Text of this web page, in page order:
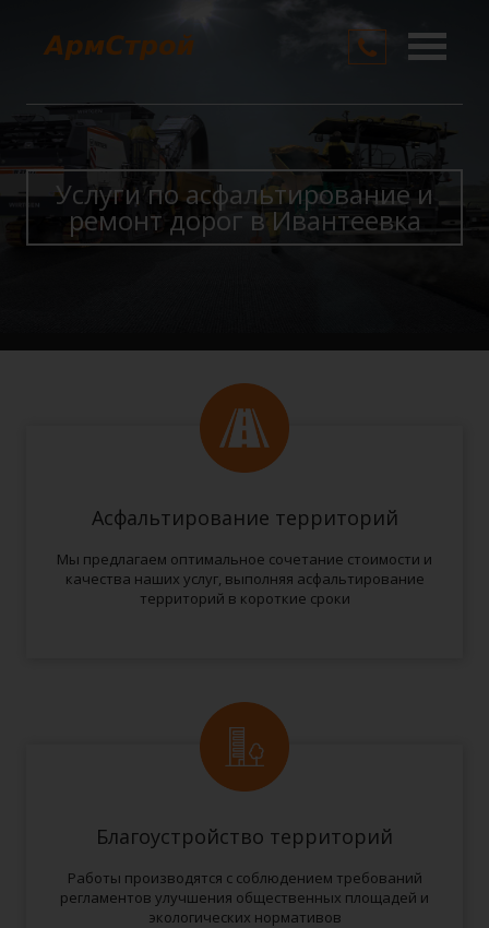
О компании
Цены
Контакты
Услуги по асфальтирование и
ремонт дорог в Ивантеевка
Асфальтирование территорий
Мы предлагаем оптимальное сочетание стоимости и
качества наших услуг, выполняя асфальтирование
территорий в короткие сроки
Благоустройство территорий
Работы производятся с соблюдением требований
регламентов улучшения общественных площадей и
экологических нормативов